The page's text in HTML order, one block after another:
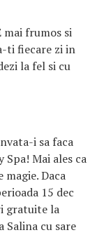
mai frumos si
ti fiecare zi in
la fel si cu
i sa faca
Mai ales ca
Daca
15 dec
gratuite la
Salina cu sare